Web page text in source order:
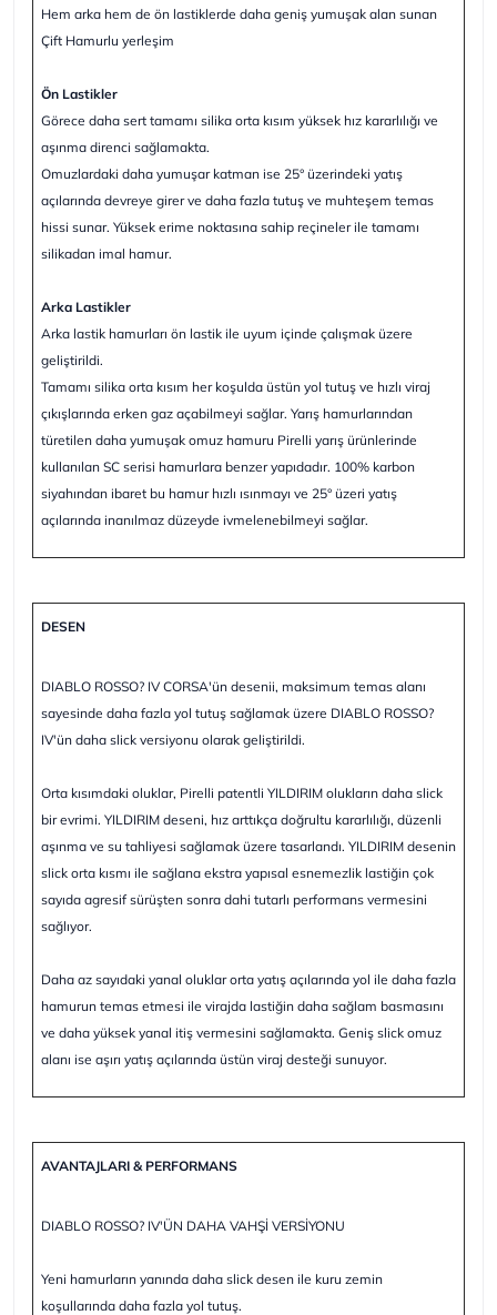
Hem arka hem de ön lastiklerde daha geniş yumuşak alan sunan
Çift Hamurlu yerleşim
Ön Lastikler
Görece daha sert tamamı silika orta kısım yüksek hız kararlılığı ve
aşınma direnci sağlamakta.
Omuzlardaki daha yumuşar katman ise 25° üzerindeki yatış
açılarında devreye girer ve daha fazla tutuş ve muhteşem temas
hissi sunar. Yüksek erime noktasına sahip reçineler ile tamamı
silikadan imal hamur.
Arka Lastikler
Arka lastik hamurları ön lastik ile uyum içinde çalışmak üzere
geliştirildi.
Tamamı silika orta kısım her koşulda üstün yol tutuş ve hızlı viraj
çıkışlarında erken gaz açabilmeyi sağlar. Yarış hamurlarından
türetilen daha yumuşak omuz hamuru Pirelli yarış ürünlerinde
kullanılan SC serisi hamurlara benzer yapıdadır. 100% karbon
siyahından ibaret bu hamur hızlı ısınmayı ve 25° üzeri yatış
açılarında inanılmaz düzeyde ivmelenebilmeyi sağlar.
DESEN
DIABLO ROSSO? IV CORSA'ün desenii, maksimum temas alanı
sayesinde daha fazla yol tutuş sağlamak üzere DIABLO ROSSO?
IV'ün daha slick versiyonu olarak geliştirildi.
Orta kısımdaki oluklar, Pirelli patentli YILDIRIM olukların daha slick
bir evrimi. YILDIRIM deseni, hız arttıkça doğrultu kararlılığı, düzenli
aşınma ve su tahliyesi sağlamak üzere tasarlandı. YILDIRIM desenin
slick orta kısmı ile sağlana ekstra yapısal esnemezlik lastiğin çok
sayıda agresif sürüşten sonra dahi tutarlı performans vermesini
sağlıyor.
Daha az sayıdaki yanal oluklar orta yatış açılarında yol ile daha fazla
hamurun temas etmesi ile virajda lastiğin daha sağlam basmasını
ve daha yüksek yanal itiş vermesini sağlamakta. Geniş slick omuz
alanı ise aşırı yatış açılarında üstün viraj desteği sunuyor.
AVANTAJLARI & PERFORMANS
DIABLO ROSSO? IV'ÜN DAHA VAHŞİ VERSİYONU
Yeni hamurların yanında daha slick desen ile kuru zemin
koşullarında daha fazla yol tutuş.